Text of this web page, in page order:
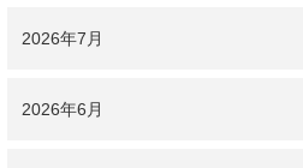
2026年7月
2026年6月